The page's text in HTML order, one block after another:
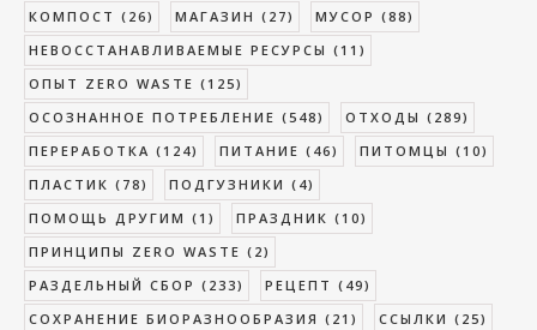
КОМПОСТ (26) МАГАЗИН (27) МУСОР (88)
НЕВОССТАНАВЛИВАЕМЫЕ РЕСУРСЫ (11)
ОПЫТ ZERO WASTE (125)
ОСОЗНАННОЕ ПОТРЕБЛЕНИЕ (548) ОТХОДЫ (289)
ПЕРЕРАБОТКА (124) ПИТАНИЕ (46) ПИТОМЦЫ (10)
ПЛАСТИК (78) ПОДГУЗНИКИ (4)
ПОМОЩЬ ДРУГИМ (1) ПРАЗДНИК (10)
ПРИНЦИПЫ ZERO WASTE (2)
РАЗДЕЛЬНЫЙ СБОР (233) РЕЦЕПТ (49)
СОХРАНЕНИЕ БИОРАЗНООБРАЗИЯ (21) ССЫЛКИ (25)